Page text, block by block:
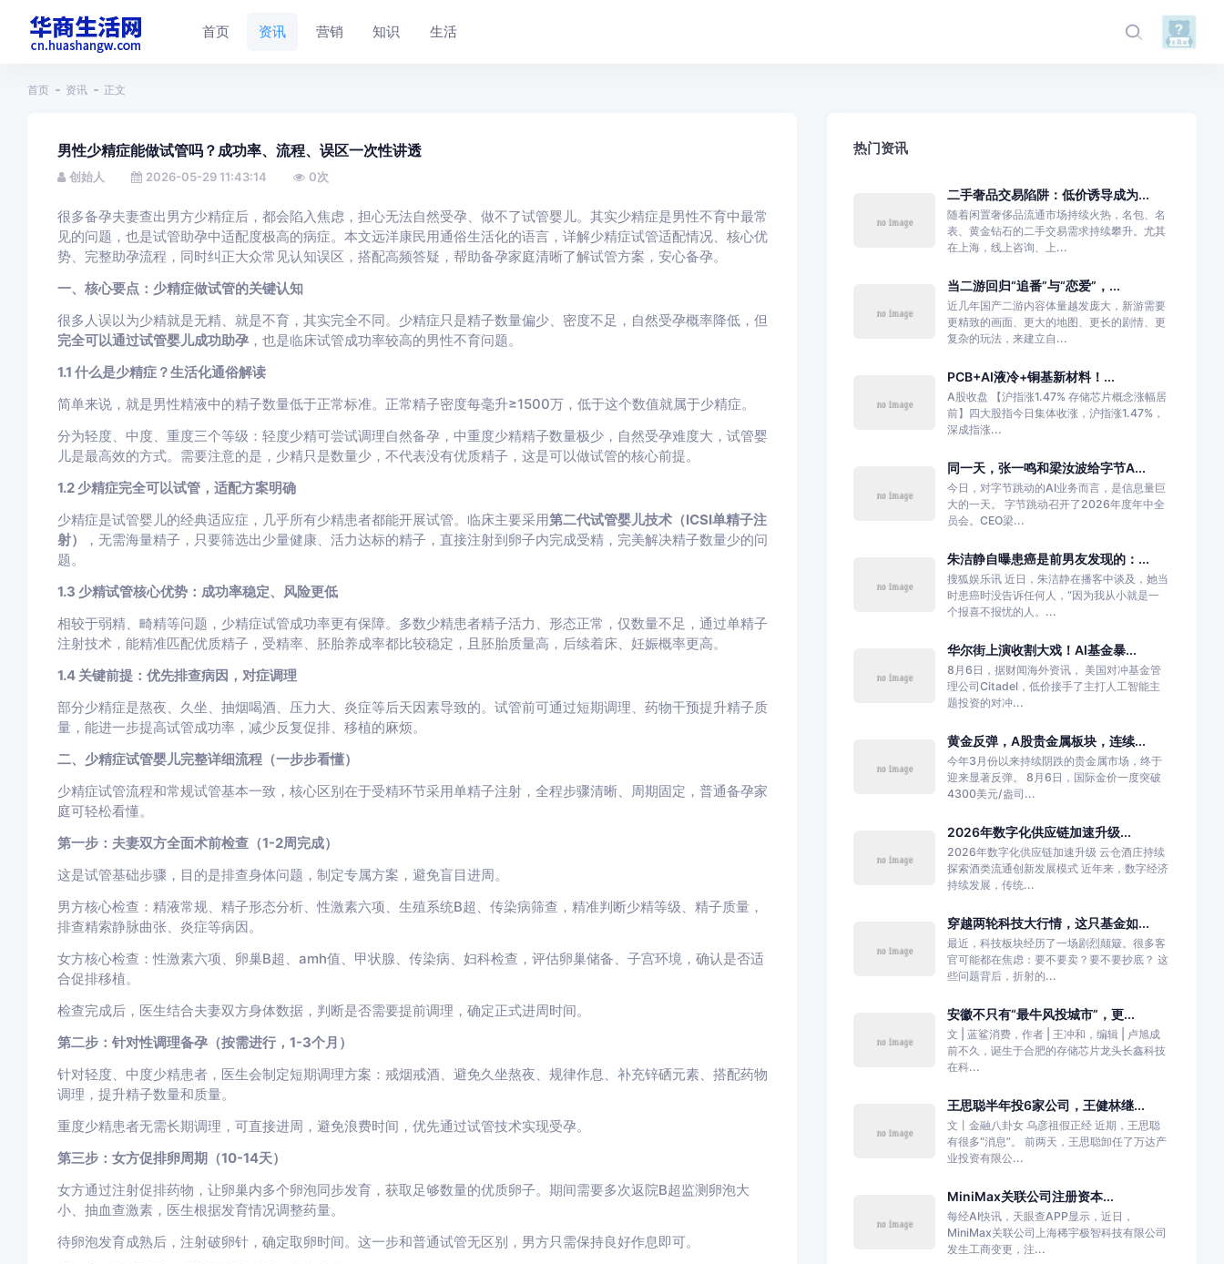
首页 资讯 营销 知识 生活
首页 资讯 正文
男性少精症能做试管吗？成功率、流程、误区一次性讲透
创始人 2026-05-29 11:43:14 0次
很多备孕夫妻查出男方少精症后，都会陷入焦虑，担心无法自然受孕、做不了试管婴儿。其实少精症是男性不育中最常
见的问题，也是试管助孕中适配度极高的病症。本文远洋康民用通俗生活化的语言，详解少精症试管适配情况、核心优
势、完整助孕流程，同时纠正大众常见认知误区，搭配高频答疑，帮助备孕家庭清晰了解试管方案，安心备孕。
一、核心要点：少精症做试管的关键认知
很多人误以为少精就是无精、就是不育，其实完全不同。少精症只是精子数量偏少、密度不足，自然受孕概率降低，但
完全可以通过试管婴儿成功助孕，也是临床试管成功率较高的男性不育问题。
1.1 什么是少精症？生活化通俗解读
简单来说，就是男性精液中的精子数量低于正常标准。正常精子密度每毫升≥1500万，低于这个数值就属于少精症。
分为轻度、中度、重度三个等级：轻度少精可尝试调理自然备孕，中重度少精精子数量极少，自然受孕难度大，试管婴
儿是最高效的方式。需要注意的是，少精只是数量少，不代表没有优质精子，这是可以做试管的核心前提。
1.2 少精症完全可以试管，适配方案明确
少精症是试管婴儿的经典适应症，几乎所有少精患者都能开展试管。临床主要采用第二代试管婴儿技术（ICSI单精子注
射）
，无需海量精子，只要筛选出少量健康、活力达标的精子，直接注射到卵子内完成受精，完美解决精子数量少的问
题。
1.3 少精试管核心优势：成功率稳定、风险更低
相较于弱精、畸精等问题，少精症试管成功率更有保障。多数少精患者精子活力、形态正常，仅数量不足，通过单精子
注射技术，能精准匹配优质精子，受精率、胚胎养成率都比较稳定，且胚胎质量高，后续着床、妊娠概率更高。
1.4 关键前提：优先排查病因，对症调理
部分少精症是熬夜、久坐、抽烟喝酒、压力大、炎症等后天因素导致的。试管前可通过短期调理、药物干预提升精子质
量，能进一步提高试管成功率，减少反复促排、移植的麻烦。
二、少精症试管婴儿完整详细流程（一步步看懂）
少精症试管流程和常规试管基本一致，核心区别在于受精环节采用单精子注射，全程步骤清晰、周期固定，普通备孕家
庭可轻松看懂。
第一步：夫妻双方全面术前检查（1-2周完成）
这是试管基础步骤，目的是排查身体问题，制定专属方案，避免盲目进周。
男方核心检查：精液常规、精子形态分析、性激素六项、生殖系统B超、传染病筛查，精准判断少精等级、精子质量，
排查精索静脉曲张、炎症等病因。
女方核心检查：性激素六项、卵巢B超、amh值、甲状腺、传染病、妇科检查，评估卵巢储备、子宫环境，确认是否适
合促排移植。
检查完成后，医生结合夫妻双方身体数据，判断是否需要提前调理，确定正式进周时间。
第二步：针对性调理备孕（按需进行，1-3个月）
针对轻度、中度少精患者，医生会制定短期调理方案：戒烟戒酒、避免久坐熬夜、规律作息、补充锌硒元素、搭配药物
调理，提升精子数量和质量。
重度少精患者无需长期调理，可直接进周，避免浪费时间，优先通过试管技术实现受孕。
第三步：女方促排卵周期（10-14天）
女方通过注射促排药物，让卵巢内多个卵泡同步发育，获取足够数量的优质卵子。期间需要多次返院B超监测卵泡大
小、抽血查激素，医生根据发育情况调整药量。
待卵泡发育成熟后，注射破卵针，确定取卵时间。这一步和普通试管无区别，男方只需保持良好作息即可。
热门资讯
二手奢品交易陷阱：低价诱导成为...
随着闲置奢侈品流通市场持续火热，名包、名
表、黄金钻石的二手交易需求持续攀升。尤其
在上海，线上咨询、上...
当二游回归“追番”与“恋爱”，...
近几年国产二游内容体量越发庞大，新游需要
更精致的画面、更大的地图、更长的剧情、更
复杂的玩法，来建立自...
PCB+AI液冷+铜基新材料！...
A股收盘 【沪指涨1.47% 存储芯片概念涨幅居
前】四大股指今日集体收涨，沪指涨1.47%，
深成指涨...
同一天，张一鸣和梁汝波给字节A...
今日，对字节跳动的AI业务而言，是信息量巨
大的一天。 字节跳动召开了2026年度年中全
员会。CEO梁...
朱洁静自曝患癌是前男友发现的：...
搜狐娱乐讯 近日，朱洁静在播客中谈及，她当
时患癌时没告诉任何人，“因为我从小就是一
个报喜不报忧的人。...
华尔街上演收割大戏！AI基金暴...
8月6日，据财闻海外资讯， 美国对冲基金管
理公司Citadel，低价接手了主打人工智能主
题投资的对冲...
黄金反弹，A股贵金属板块，连续...
今年3月份以来持续阴跌的贵金属市场，终于
迎来显著反弹。 8月6日，国际金价一度突破
4300美元/盎司...
2026年数字化供应链加速升级...
2026年数字化供应链加速升级 云仓酒庄持续
探索酒类流通创新发展模式 近年来，数字经济
持续发展，传统...
穿越两轮科技大行情，这只基金如...
最近，科技板块经历了一场剧烈颠簸。很多客
官可能都在焦虑：要不要卖？要不要抄底？ 这
些问题背后，折射的...
安徽不只有“最牛风投城市”，更...
文 | 蓝鲨消费，作者 | 王冲和，编辑 | 卢旭成
前不久，诞生于合肥的存储芯片龙头长鑫科技
在科...
王思聪半年投6家公司，王健林继...
文丨金融八卦女 乌彦祖假正经 近期，王思聪
有很多“消息”。 前两天，王思聪卸任了万达产
业投资有限公...
MiniMax关联公司注册资本...
每经AI快讯，天眼查APP显示，近日，
MiniMax关联公司上海稀宇极智科技有限公司
发生工商变更，注...